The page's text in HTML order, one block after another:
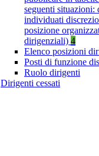
seguenti
individuati
posizione
dirigenziali) 4
Elenco posizioni
Posti di funzione
Ruolo dirigenti
Dirigenti cessati